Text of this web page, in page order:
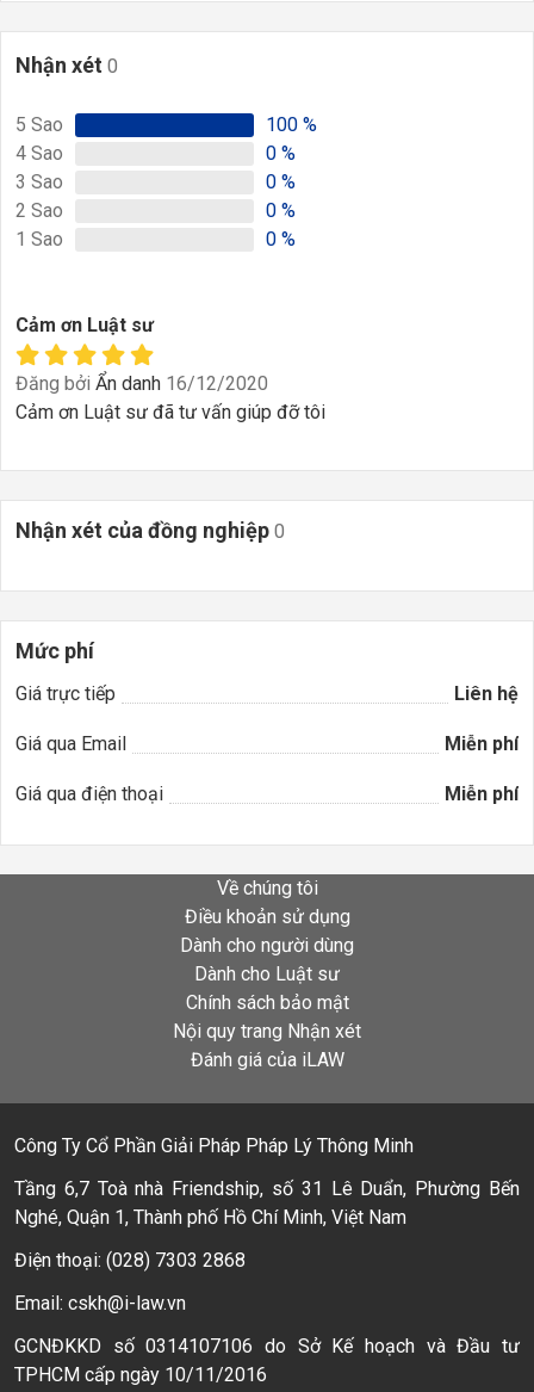
Nhận xét 0
5 Sao 100 %
4 Sao 0 %
3 Sao 0 %
2 Sao 0 %
1 Sao 0 %
Cảm ơn Luật sư
Đăng bởi Ẩn danh 16/12/2020
Cảm ơn Luật sư đã tư vấn giúp đỡ tôi
Nhận xét của đồng nghiệp 0
Mức phí
Giá trực tiếp Liên hệ
Giá qua Email Miễn phí
Giá qua điện thoại Miễn phí
Về chúng tôi
Điều khoản sử dụng
Dành cho người dùng
Dành cho Luật sư
Chính sách bảo mật
Nội quy trang Nhận xét
Đánh giá của iLAW
Công Ty Cổ Phần Giải Pháp Pháp Lý Thông Minh
Tầng 6,7 Toà nhà Friendship, số 31 Lê Duẩn, Phường Bến
Nghé, Quận 1, Thành phố Hồ Chí Minh, Việt Nam
Điện thoại: (028) 7303 2868
Email: cskh@i-law.vn
GCNĐKKD số 0314107106 do Sở Kế hoạch và Đầu tư
TPHCM cấp ngày 10/11/2016